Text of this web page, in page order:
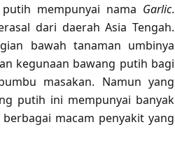
mempunyai nama Garlic.
dari daerah Asia Tengah.
bawah tanaman umbinya
kegunaan bawang putih bagi
masakan. Namun yang
putih ini mempunyai banyak
macam penyakit yang